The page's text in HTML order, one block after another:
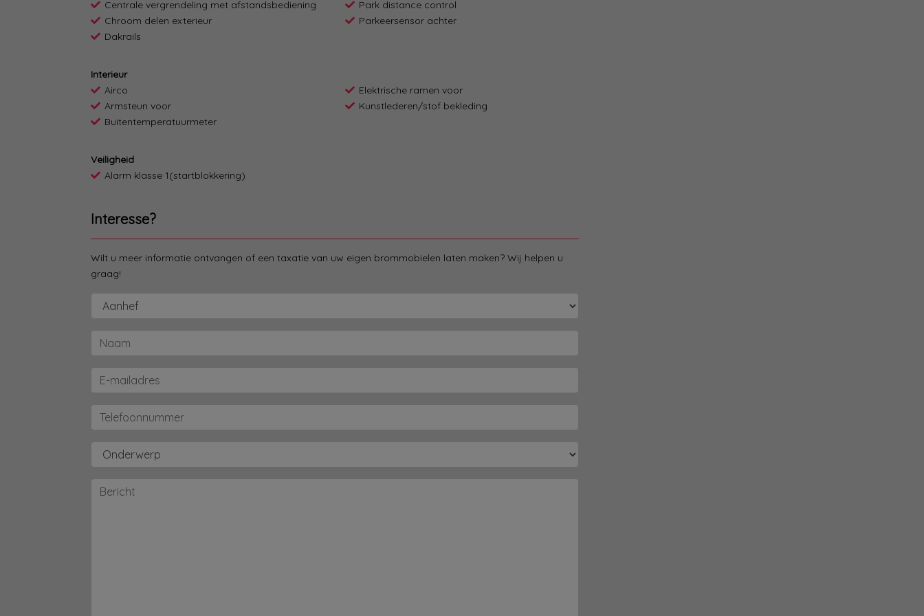
Centrale vergrendeling met afstandsbediening
Chroom delen exterieur
Dakrails
Park distance control
Parkeersensor achter
Interieur
Airco
Armsteun voor
Buitentemperatuurmeter
Elektrische ramen voor
Kunstlederen/stof bekleding
Veiligheid
Alarm klasse 1(startblokkering)
Interesse?
Wilt u meer informatie ontvangen of een taxatie van uw eigen brommobielen laten maken? Wij helpen u
graag!